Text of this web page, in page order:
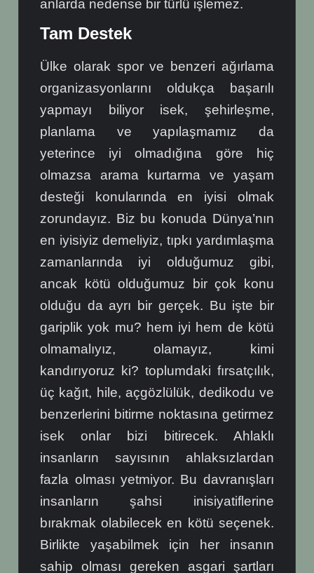
anlarda nedense bir türlü işlemez.
Tam Destek
Ülke olarak spor ve benzeri ağırlama
organizasyonlarını oldukça başarılı
yapmayı biliyor isek, şehirleşme,
planlama ve yapılaşmamız da
yeterince iyi olmadığına göre hiç
olmazsa arama kurtarma ve yaşam
desteği konularında en iyisi olmak
zorundayız. Biz bu konuda Dünya’nın
en iyisiyiz demeliyiz, tıpkı yardımlaşma
zamanlarında iyi olduğumuz gibi,
ancak kötü olduğumuz bir çok konu
olduğu da ayrı bir gerçek. Bu işte bir
gariplik yok mu? hem iyi hem de kötü
olmamalıyız, olamayız, kimi
kandırıyoruz ki? toplumdaki fırsatçılık,
üç kağıt, hile, açgözlülük, dedikodu ve
benzerlerini bitirme noktasına getirmez
isek onlar bizi bitirecek. Ahlaklı
insanların sayısının ahlaksızlardan
fazla olması yetmiyor. Bu davranışları
insanların şahsi inisiyatiflerine
bırakmak olabilecek en kötü seçenek.
Birlikte yaşabilmek için her insanın
sahip olması gereken asgari şartları